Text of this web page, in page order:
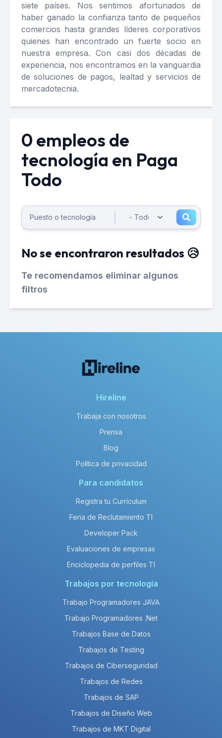
siete países. Nos sentimos afortunados de
haber ganado la confianza tanto de pequeños
comercios hasta grandes líderes corporativos
quienes han encontrado un fuerte socio en
nuestra empresa. Con casi dos décadas de
experiencia, nos encontramos en la vanguardia
de soluciones de pagos, lealtad y servicios de
mercadotecnia.
0 empleos de
tecnología en Paga
Todo
No se encontraron resultados 😥
Te recomendamos eliminar algunos
filtros
Hireline
Trabaja con nosotros
Prensa
Blog
Política de privacidad
Para candidatos
Registra tu Currículum
Feria de Reclutamiento TI
Developer Pack
Evaluaciones de empresas
Enciclopedia de perfiles TI
Trabajos por tecnología
Trabajo Programadores JAVA
Trabajo Programadores .Net
Trabajos Base de Datos
Trabajos de Testing
Trabajos de Ciberseguridad
Trabajos de Redes
Trabajos de SAP
Trabajos de Diseño Web
Trabajos de MKT Digital